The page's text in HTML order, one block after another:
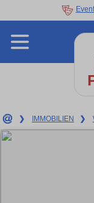
Event
❯ IMMOBILIEN ❯